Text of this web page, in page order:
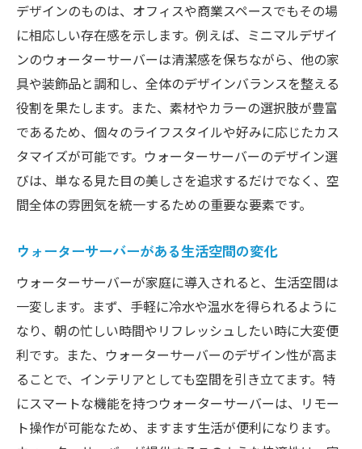
デザインのものは、オフィスや商業スペースでもその場
に相応しい存在感を示します。例えば、ミニマルデザイ
ンのウォーターサーバーは清潔感を保ちながら、他の家
具や装飾品と調和し、全体のデザインバランスを整える
役割を果たします。また、素材やカラーの選択肢が豊富
であるため、個々のライフスタイルや好みに応じたカス
タマイズが可能です。ウォーターサーバーのデザイン選
びは、単なる見た目の美しさを追求するだけでなく、空
間全体の雰囲気を統一するための重要な要素です。
ウォーターサーバーがある生活空間の変化
ウォーターサーバーが家庭に導入されると、生活空間は
一変します。まず、手軽に冷水や温水を得られるように
なり、朝の忙しい時間やリフレッシュしたい時に大変便
利です。また、ウォーターサーバーのデザイン性が高ま
ることで、インテリアとしても空間を引き立てます。特
にスマートな機能を持つウォーターサーバーは、リモー
ト操作が可能なため、ますます生活が便利になります。